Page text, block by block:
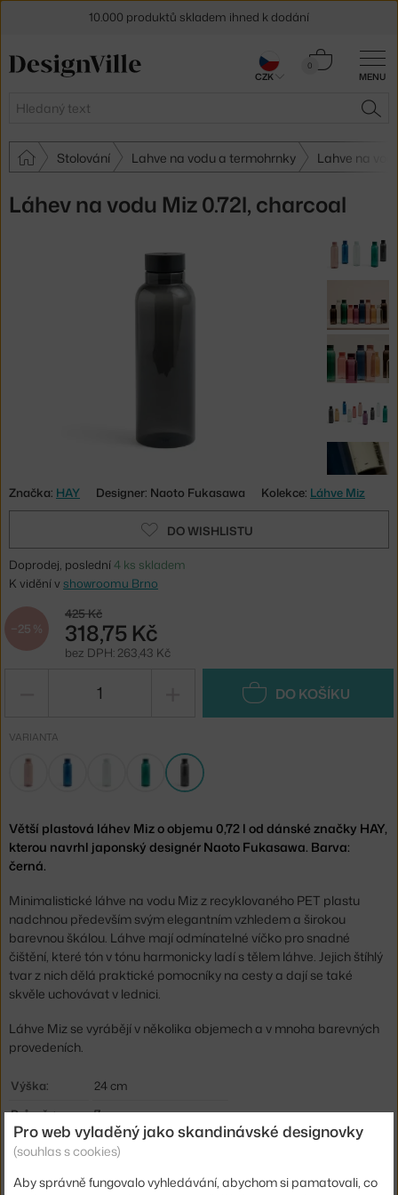
MENU
Hledat
0
Košík
Stolování Lahve na vodu a termohrnky Lahve na
Láhev na vodu Miz 0.72l, charcoal
Značka: HAY Designer: Naoto Fukasawa Kolekce: Láhve Miz
DO WISHLISTU
Doprodej, poslední 4 ks skladem
K vidění v showroomu Brno
−25 %
425 Kč
318,75 Kč
bez DPH: 263,43 Kč
DO KOŠÍKU
VARIANTA
Větší plastová láhev Miz o objemu 0,72 l od dánské značky HAY,
kterou navrhl japonský designér Naoto Fukasawa. Barva:
černá.
Minimalistické láhve na vodu Miz z recyklovaného PET plastu
nadchnou především svým elegantním vzhledem a širokou
barevnou škálou. Láhve mají odmínatelné víčko pro snadné
čištění, které tón v tónu harmonicky ladí s tělem láhve. Jejich štíhlý
tvar z nich dělá praktické pomocníky na cesty a dají se také
skvěle uchovávat v lednici.
Láhve Miz se vyrábějí v několika objemech a v mnoha barevných
provedeních.
Výška:
24 cm
Průměr:
7 cm
Objem:
0,72 l
10.000 produktů skladem ihned k dodání
Sleva 5 % pro odběratele
CZK
Pro web vyladěný jako skandinávské designovky
(souhlas s cookies)
Aby správně fungovalo vyhledávání, abychom si pamatovali, co